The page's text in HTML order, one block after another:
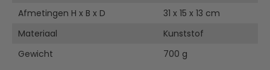
Afmetingen H x B x D
31 x 15 x 13 cm
Materiaal
Kunststof
Gewicht
700 g